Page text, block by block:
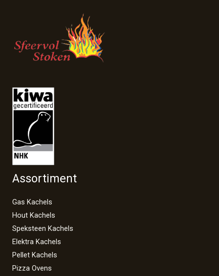
Assortiment
Gas Kachels
Hout Kachels
Speksteen Kachels
Elektra Kachels
Pellet Kachels
Pizza Ovens